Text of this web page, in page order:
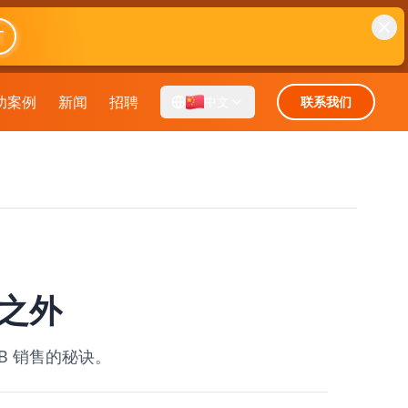
案例 新闻 招聘 联系我们
外
售的秘诀。